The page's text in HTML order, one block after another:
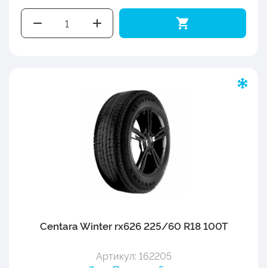
Centara Winter rx626 225/60 R18 100T
Артикул: 162205